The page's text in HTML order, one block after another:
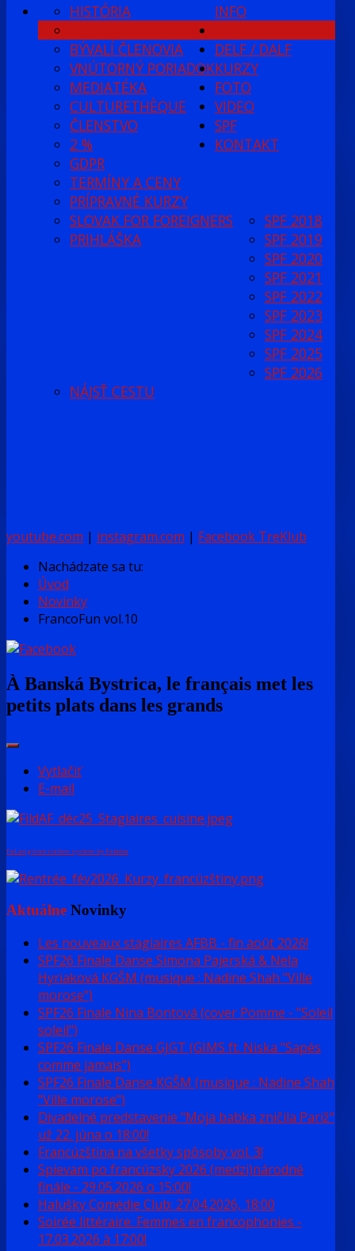
INFO
HISTÓRIA
PRACOVNÝ TÍM AFBB
BÝVALÍ ČLENOVIA
VNÚTORNÝ PORIADOK
MEDIATÉKA
CULTURETHÈQUE
ČLENSTVO
2 %
GDPR
DELF / DALF
TERMÍNY A CENY
PRÍPRAVNÉ KURZY
KURZY
SLOVAK FOR FOREIGNERS
PRIHLÁŠKA
FOTO
VIDEO
SPF
SPF 2018
SPF 2019
SPF 2020
SPF 2021
SPF 2022
SPF 2023
SPF 2024
SPF 2025
SPF 2026
KONTAKT
NÁJSŤ CESTU
youtube.com | instagram.com | Facebook TreKlub
Nachádzate sa tu:
Úvod
Novinky
FrancoFun vol.10
À Banská Bystrica, le français met les
petits plats dans les grands
Vytlačiť
E-mail
FaLang translation system by Faboba
Aktuálne Novinky
Les nouveaux stagiaires AFBB - fin août 2026!
SPF26 Finale Danse Simona Pajerská & Nela
Hyriaková KGŠM (musique : Nadine Shah "Ville
morose")
SPF26 Finale Nina Bontová (cover Pomme - "Soleil
soleil")
SPF26 Finale Danse GJGT (GIMS ft. Niska "Sapés
comme jamais")
SPF26 Finale Danse KGŠM (musique : Nadine Shah
"Ville morose")
Divadelné predstavenie "Moja babka zničila Pariž"
už 22. júna o 18:00!
Francúzština na všetky spôsoby vol. 3!
Spievam po francúzsky 2026 (medzi)národné
finále - 29.05.2026 o 15:00!
Halušky Comédie Club: 27.04.2026, 18:00
Soirée littéraire: Femmes en francophonies -
17.03.2026 à 17:00!